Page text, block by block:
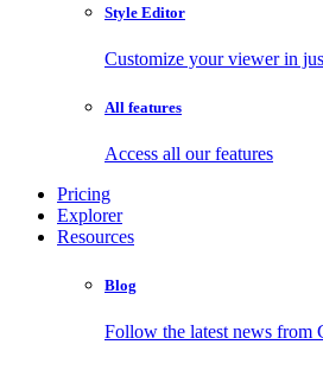
Style Editor
Customize your viewer in
All features
Access all our features
Pricing
Explorer
Resources
Blog
Follow the latest news from